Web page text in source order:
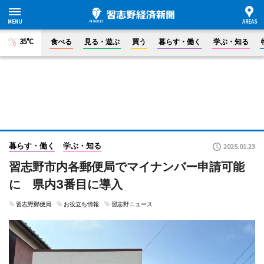
35°C 食べる 見る・遊ぶ 買う 暮らす・働く 学ぶ・知る
暮らす・働く 学ぶ・知る 2025.01.23
習志野市内各郵便局でマイナンバー申請可能
に 県内3番目に導入
習志野郵便局 お役立ち情報 習志野ニュース